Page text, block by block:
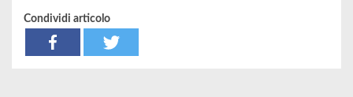
Condividi articolo